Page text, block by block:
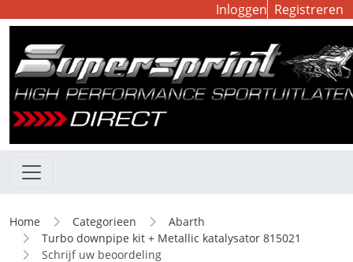
Inloggen Registreren
Home Categorieen
Abarth
Turbo downpipe kit + Metallic katalysator 815021
Schrijf uw beoordeling